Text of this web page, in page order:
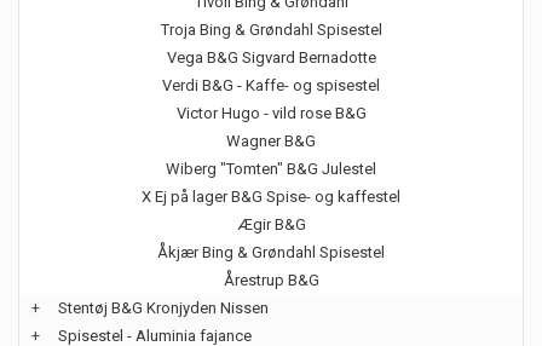
Troja Bing & Grøndahl Spisestel
Vega B&G Sigvard Bernadotte
Verdi B&G - Kaffe- og spisestel
Victor Hugo - vild rose B&G
Wagner B&G
Wiberg "Tomten" B&G Julestel
X Ej på lager B&G Spise- og kaffestel
Ægir B&G
Åkjær Bing & Grøndahl Spisestel
Årestrup B&G
+
Stentøj B&G Kronjyden Nissen
+
Spisestel - Aluminia fajance